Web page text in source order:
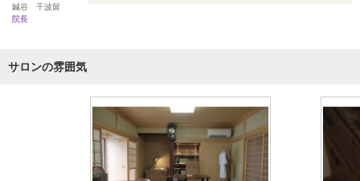
鍼谷 千波留
院長
サロンの雰囲気